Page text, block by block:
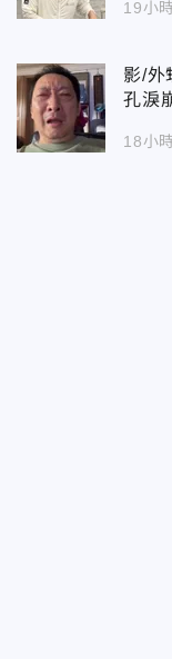
19小
影/
孔淚
18小